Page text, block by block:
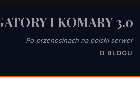
I KOMARY 3.0
Po przenosinach na polski serwer
O BLOGU